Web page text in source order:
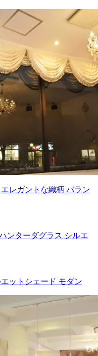
レガントな織柄 バラン
ンターダグラス シルエ
ットシェード モダン